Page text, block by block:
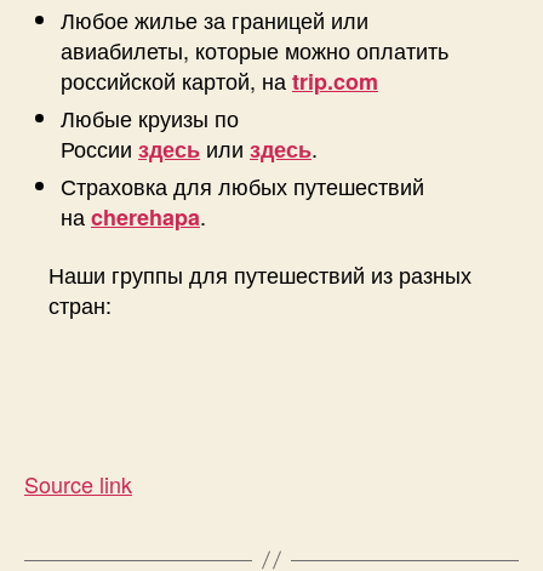
Любое жилье за границей или
авиабилеты, которые можно оплатить
российской картой, наtrip.com
Любые круизы по
России здесь или здесь.
Страховка для любых путешествий
наcherehapa.
Наши группы для путешествий из разных
стран:
Source link